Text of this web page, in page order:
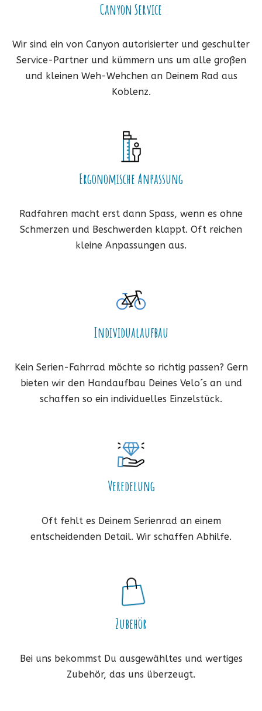
Canyon Service
Wir sind ein von Canyon autorisierter und geschulter
Service-Partner und kümmern uns um alle großen
und kleinen Weh-Wehchen an Deinem Rad aus
Koblenz.
Ergonomische Anpassung
Radfahren macht erst dann Spass, wenn es ohne
Schmerzen und Beschwerden klappt. Oft reichen
kleine Anpassungen aus.
Individualaufbau
Kein Serien-Fahrrad möchte so richtig passen? Gern
bieten wir den Handaufbau Deines Velo´s an und
schaffen so ein individuelles Einzelstück.
Veredelung
Oft fehlt es Deinem Serienrad an einem
entscheidenden Detail. Wir schaffen Abhilfe.
Zubehör
Bei uns bekommst Du ausgewähltes und wertiges
Zubehör, das uns überzeugt.